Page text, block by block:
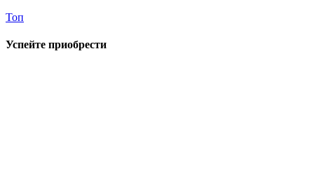
Топ
Успейте приобрести